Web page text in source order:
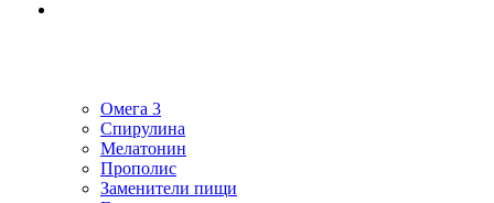
Омега 3
Спирулина
Мелатонин
Прополис
Заменители пищи